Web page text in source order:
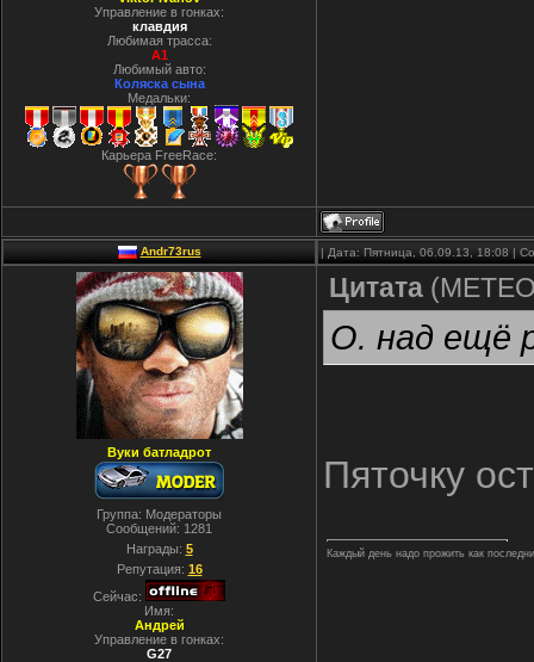
Управление в гонках:
клавдия
Любимая трасса:
A1
Любимый авто:
Коляска сына
Медальки:
Карьера FreeRace:
Andr73rus | Дата: Пятница, 06.09.13, 18:08 |
Вуки батладрот
Группа: Модераторы
Сообщений: 1281
Награды: 5
Репутация: 16
Сейчас:
Имя:
Андрей
Управление в гонках:
G27
Цитата (
О. над ещё
Пяточку
Каждый день надо прожить как